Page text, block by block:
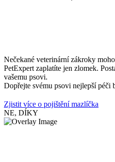
Nečekané veterinární zákroky
PetExpert zaplatíte jen zlomek.
vašemu psovi.
Dopřejte svému psovi nejlepší péči
Zjistit více o pojištění mazlíčka
NE, DÍKY